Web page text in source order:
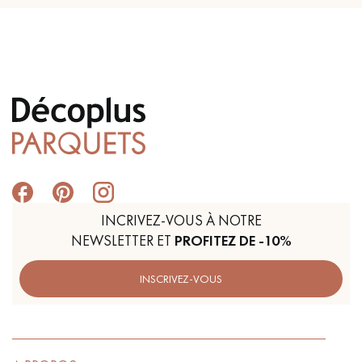
INCRIVEZ-VOUS À NOTRE
NEWSLETTER ET PROFITEZ DE -10%
INSCRIVEZ-VOUS